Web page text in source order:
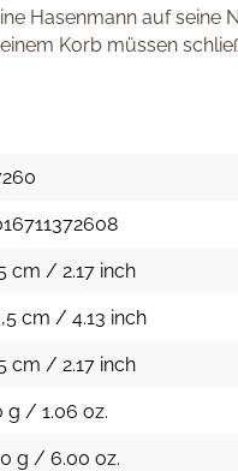
Hasenmann auf seine
Korb müssen
cm / 2.17 inch
cm / 4.13 inch
cm / 2.17 inch
g / 1.06 oz.
g / 6.00 oz.